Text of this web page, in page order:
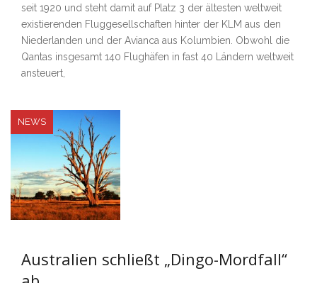
seit 1920 und steht damit auf Platz 3 der ältesten weltweit
existierenden Fluggesellschaften hinter der KLM aus den
Niederlanden und der Avianca aus Kolumbien. Obwohl die
Qantas insgesamt 140 Flughäfen in fast 40 Ländern weltweit
ansteuert,
NEWS
Australien schließt „Dingo-Mordfall“